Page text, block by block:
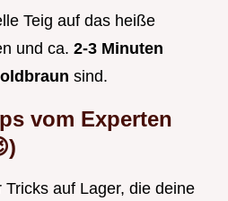
Teig auf das heiße
und ca. 2-3 Minuten
sind.
vom Experten
auf Lager, die deine